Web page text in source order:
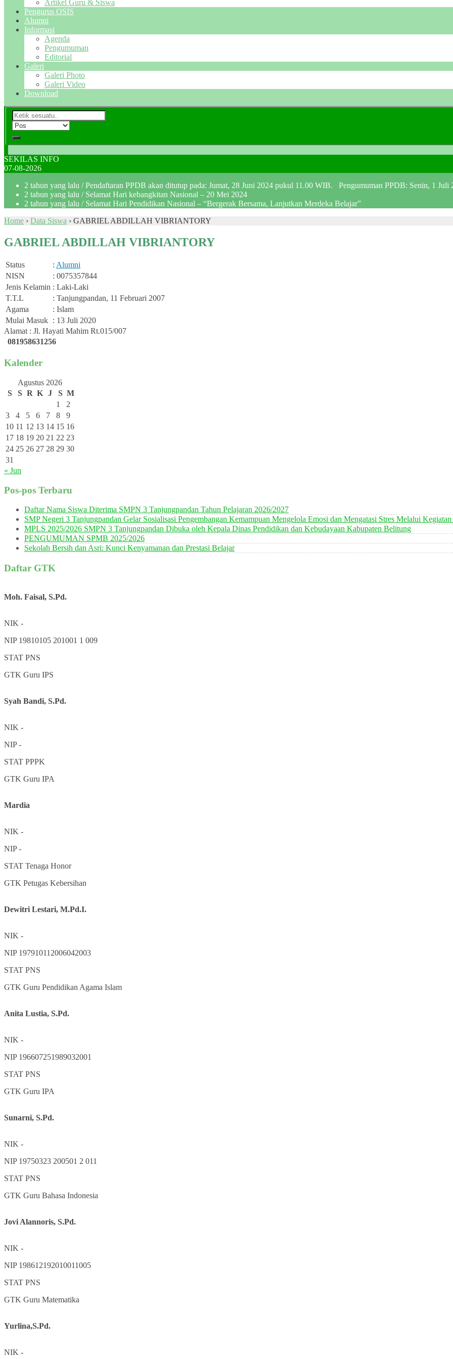
Artikel Guru & Siswa
Pengurus OSIS
Alumni
Informasi
Agenda
Pengumuman
Editorial
Galeri
Galeri Photo
Galeri Video
Download
SEKILAS INFO
07-08-2026
2 tahun yang lalu / Pendaftaran PPDB akan ditutup pada: Jumat, 28 Juni 2024 pukul 11.00 WIB. Pengumuman PPDB: Senin, 1 Juli
2 tahun yang lalu / Selamat Hari kebangkitan Nasional – 20 Mei 2024
2 tahun yang lalu / Selamat Hari Pendidikan Nasional – “Bergerak Bersama, Lanjutkan Merdeka Belajar”
Home › Data Siswa › GABRIEL ABDILLAH VIBRIANTORY
GABRIEL ABDILLAH VIBRIANTORY
Status : Alumni
NISN
: 0075357844
Jenis Kelamin : Laki-Laki
T.T.L
: Tanjungpandan, 11 Februari 2007
Agama
: Islam
Mulai Masuk : 13 Juli 2020
Alamat : Jl. Hayati Mahim Rt.015/007
081958631256
Kalender
Agustus 2026
S
S R K J S M
1
2
3
4 5 6 7 8
9
10 11 12 13 14 15 16
17 18 19 20 21 22 23
24 25 26 27 28 29 30
31
« Jun
Pos-pos Terbaru
Daftar Nama Siswa Diterima SMPN 3 Tanjungpandan Tahun Pelajaran 2026/2027
SMP Negeri 3 Tanjungpandan Gelar Sosialisasi Pengembangan Kemampuan Mengelola Emosi dan Mengatasi Stres Melalui
MPLS 2025/2026 SMPN 3 Tanjungpandan Dibuka oleh Kepala Dinas Pendidikan dan Kebudayaan Kabupaten Belitung
PENGUMUMAN SPMB 2025/2026
Sekolah Bersih dan Asri: Kunci Kenyamanan dan Prestasi Belajar
Daftar GTK
Moh. Faisal, S.Pd.
NIK -
NIP 19810105 201001 1 009
STAT PNS
GTK Guru IPS
Syah Bandi, S.Pd.
NIK -
NIP-
STAT PPPK
GTK Guru IPA
Mardia
NIK -
NIP-
STAT Tenaga Honor
GTK Petugas Kebersihan
Dewitri Lestari, M.Pd.I.
NIK -
NIP 197910112006042003
STAT PNS
GTK Guru Pendidikan Agama Islam
Anita Lustia, S.Pd.
NIK -
NIP 196607251989032001
STAT PNS
GTK Guru IPA
Sunarni, S.Pd.
NIK -
NIP 19750323 200501 2 011
STAT PNS
GTK Guru Bahasa Indonesia
Jovi Alannoris, S.Pd.
NIK -
NIP 198612192010011005
STAT PNS
GTK Guru Matematika
Yurlina,S.Pd.
NIK -